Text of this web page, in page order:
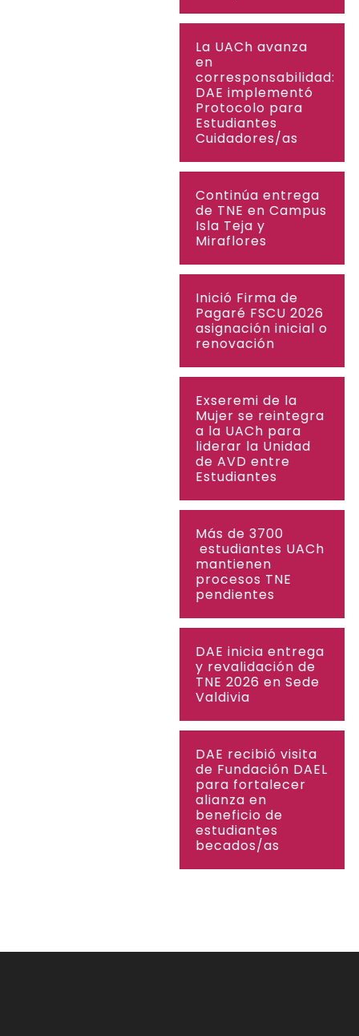
La UACh avanza
en
corresponsabilidad:
DAE implementó
Protocolo para
Estudiantes
Cuidadores/as
Continúa entrega
de TNE en Campus
Isla Teja y
Miraflores
Inició Firma de
Pagaré FSCU 2026
asignación inicial o
renovación
Exseremi de la
Mujer se reintegra
a la UACh para
liderar la Unidad
de AVD entre
Estudiantes
Más de 3700
estudiantes UACh
mantienen
procesos TNE
pendientes
DAE inicia entrega
y revalidación de
TNE 2026 en Sede
Valdivia
DAE recibió visita
de Fundación DAEL
para fortalecer
alianza en
beneficio de
estudiantes
becados/as